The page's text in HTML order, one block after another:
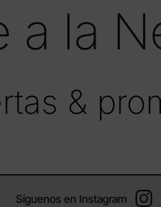
a la
&
Síguenos en Instagram